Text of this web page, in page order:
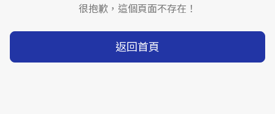
很抱歉，這個頁面不存在！
返回首頁